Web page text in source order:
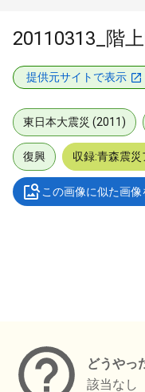
20110313_階
提供元サイトで表示
東日本大震災 (2011)
復興 収録:青森震災
この画像に似た画像
どうやっ
該当なし